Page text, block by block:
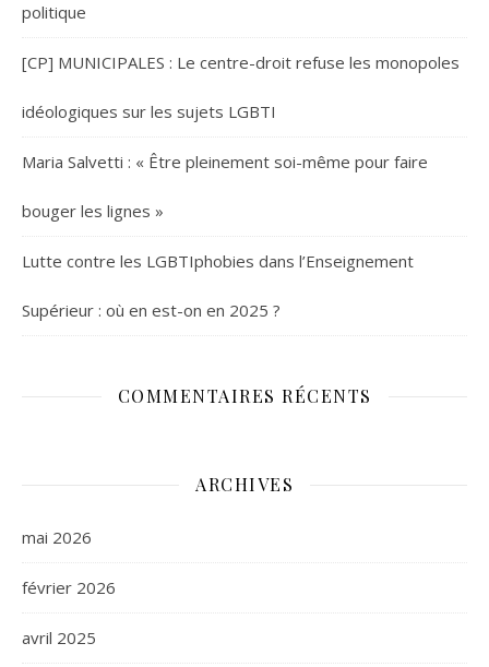
politique
[CP] MUNICIPALES : Le centre-droit refuse les monopoles
idéologiques sur les sujets LGBTI
Maria Salvetti : « Être pleinement soi-même pour faire
bouger les lignes »
Lutte contre les LGBTIphobies dans l’Enseignement
Supérieur : où en est-on en 2025 ?
COMMENTAIRES RÉCENTS
ARCHIVES
mai 2026
février 2026
avril 2025